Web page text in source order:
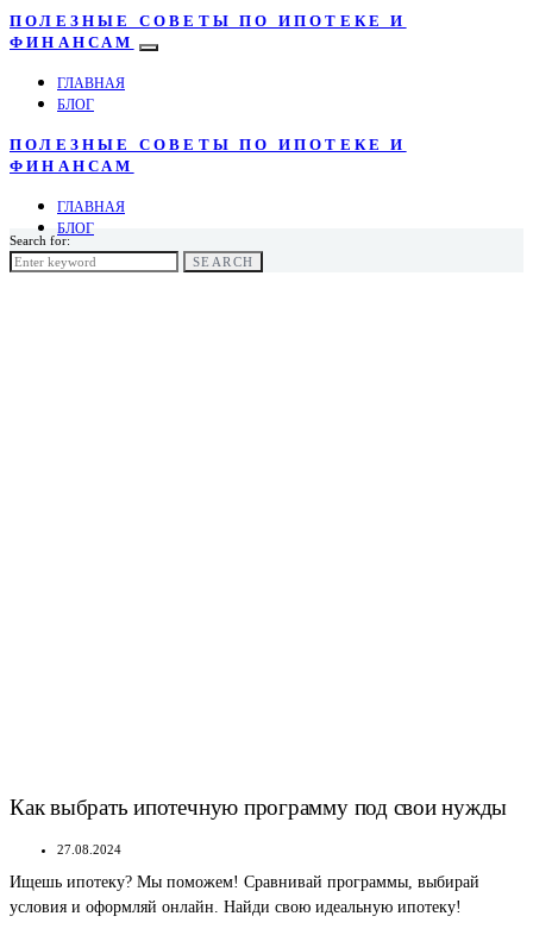
ПОЛЕЗНЫЕ СОВЕТЫ ПО ИПОТЕКЕ И
ФИНАНСАМ
ГЛАВНАЯ
БЛОГ
ПОЛЕЗНЫЕ СОВЕТЫ ПО ИПОТЕКЕ И
ФИНАНСАМ
ГЛАВНАЯ
БЛОГ
Search for:
SEARCH
Как выбрать ипотечную программу под свои нужды
27.08.2024
Ищешь ипотеку? Мы поможем! Сравнивай программы, выбирай
условия и оформляй онлайн. Найди свою идеальную ипотеку!